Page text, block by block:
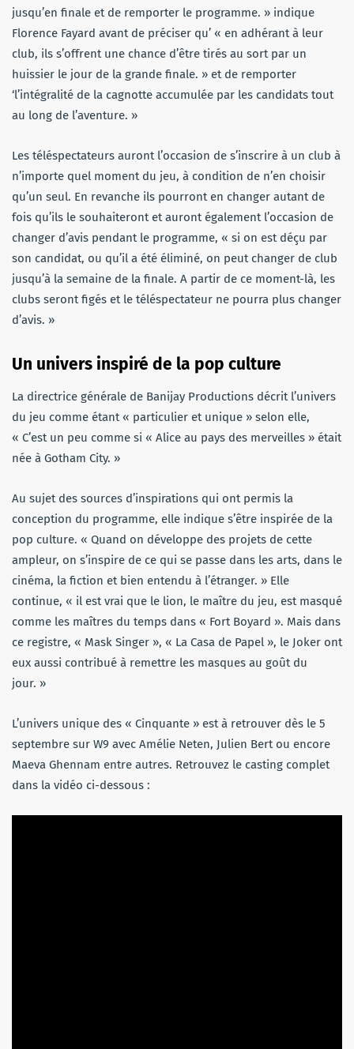
jusqu’en finale et de remporter le programme. » indique
Florence Fayard avant de préciser qu’ « en adhérant à leur
club, ils s’offrent une chance d’être tirés au sort par un
huissier le jour de la grande finale. » et de remporter
‘l’intégralité de la cagnotte accumulée par les candidats tout
au long de l’aventure. »
Les téléspectateurs auront l’occasion de s’inscrire à un club à
n’importe quel moment du jeu, à condition de n’en choisir
qu’un seul. En revanche ils pourront en changer autant de
fois qu’ils le souhaiteront et auront également l’occasion de
changer d’avis pendant le programme, « si on est déçu par
son candidat, ou qu’il a été éliminé, on peut changer de club
jusqu’à la semaine de la finale. A partir de ce moment-là, les
clubs seront figés et le téléspectateur ne pourra plus changer
d’avis. »
Un univers inspiré de la pop culture
La directrice générale de Banijay Productions décrit l’univers
du jeu comme étant « particulier et unique » selon elle,
« C’est un peu comme si « Alice au pays des merveilles » était
née à Gotham City. »
Au sujet des sources d’inspirations qui ont permis la
conception du programme, elle indique s’être inspirée de la
pop culture. « Quand on développe des projets de cette
ampleur, on s’inspire de ce qui se passe dans les arts, dans le
cinéma, la fiction et bien entendu à l’étranger. » Elle
continue, « il est vrai que le lion, le maître du jeu, est masqué
comme les maîtres du temps dans « Fort Boyard ». Mais dans
ce registre, « Mask Singer », « La Casa de Papel », le Joker ont
eux aussi contribué à remettre les masques au goût du
jour. »
L’univers unique des « Cinquante » est à retrouver dès le 5
septembre sur W9 avec Amélie Neten, Julien Bert ou encore
Maeva Ghennam entre autres. Retrouvez le casting complet
dans la vidéo ci-dessous :